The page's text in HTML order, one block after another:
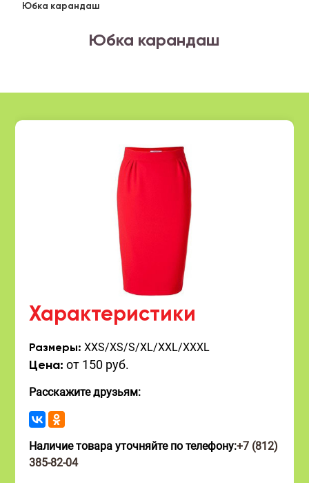
Юбка карандаш
Юбка карандаш
Характеристики
Размеры:XXS/XS/S/XL/XXL/XXXL
Цена: от 150 руб.
Расскажите друзьям:
Наличие товара уточняйте по телефону:+7 (812)
385-82-04